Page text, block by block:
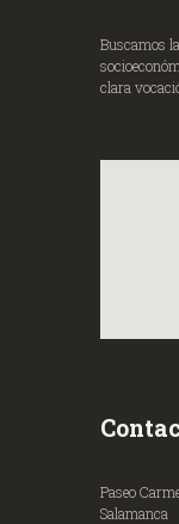
Buscamos
clara
Paseo
Salamanca